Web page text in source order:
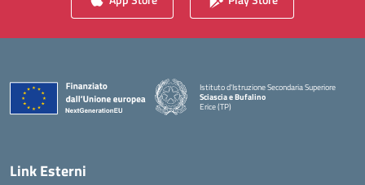
Istituto d'Istruzione Secondaria Superiore
Sciascia e Bufalino
Erice (TP)
Link Esterni